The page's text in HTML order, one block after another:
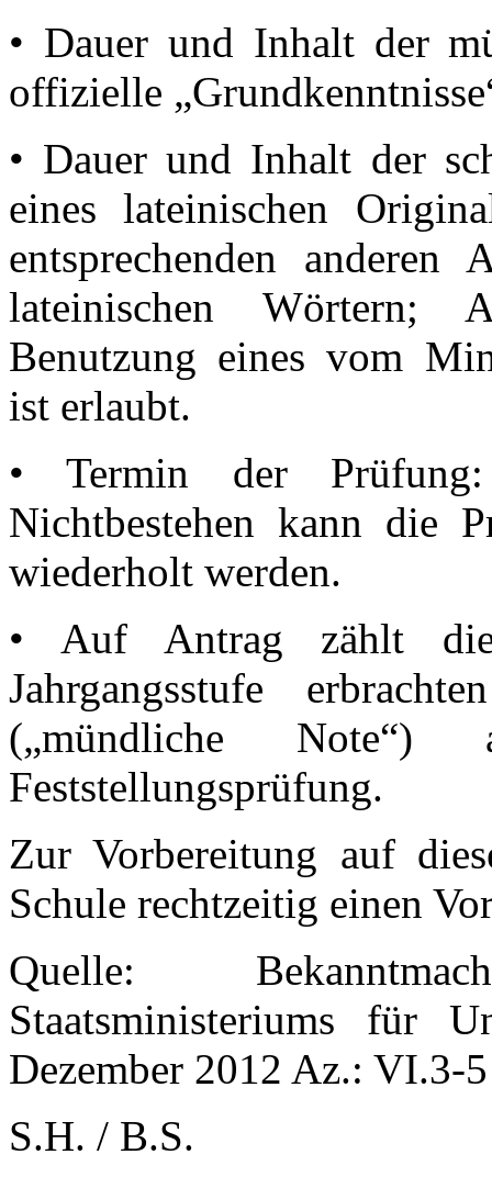
• Dauer und Inhalt der
offizielle
• Dauer und Inhalt der
eines lateinischen
entsprechenden
lateinischen Wörtern;
Benutzung eines vom
ist erlaubt.
• Termin der
Nichtbestehen kann die
wiederholt werden.
• Auf Antrag zählt
Jahrgangsstufe
(„mündliche
Feststellungsprüfung.
Zur Vorbereitung auf
Schule rechtzeitig einen
Quelle:
Staatsministeriums für
Dezember 2012 Az.: VI.3-
S.H. / B.S.